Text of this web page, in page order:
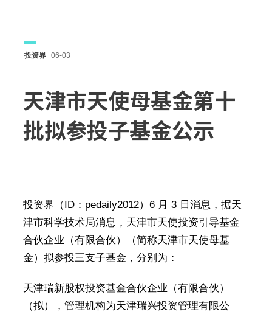
投资界 06-03
天津市天使母基金第十
批拟参投子基金公示
投资界（ID：pedaily2012）6 月 3 日消息，据天
津市科学技术局消息，天津市天使投资引导基金
合伙企业（有限合伙）（简称天津市天使母基
金）拟参投三支子基金，分别为：
天津瑞新股权投资基金合伙企业（有限合伙）
（拟），管理机构为天津瑞兴投资管理有限公